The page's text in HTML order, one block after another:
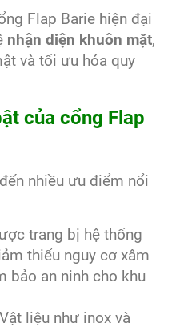
Flap Barie hiện đại
nhận diện khuôn mặt,
và tối ưu hóa quy
của cổng Flap
nhiều ưu điểm nổi
trang bị hệ thống
thiểu nguy cơ xâm
bảo an ninh cho khu
liệu như inox và